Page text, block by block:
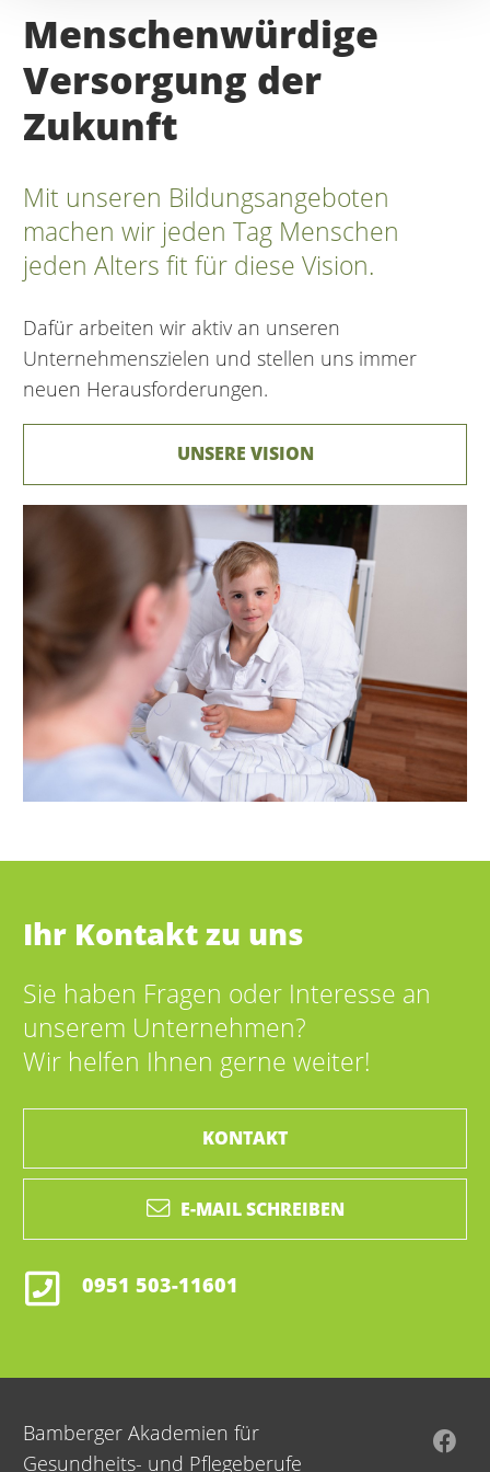
Menschenwürdige
Versorgung der
Zukunft
Mit unseren Bildungsangeboten
machen wir jeden Tag Menschen
jeden Alters fit für diese Vision.
Dafür arbeiten wir aktiv an unseren
Unternehmenszielen und stellen uns immer
neuen Herausforderungen.
UNSERE VISION
Ihr Kontakt zu uns
Sie haben Fragen oder Interesse an
unserem Unternehmen?
Wir helfen Ihnen gerne weiter!
KONTAKT
E-MAIL SCHREIBEN
0951 503-11601
Bamberger Akademien für
Gesundheits- und Pflegeberufe